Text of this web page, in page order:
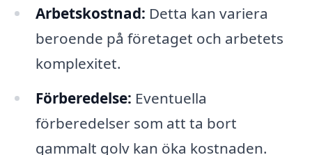
Arbetskostnad: Detta kan variera
beroende på företaget och arbetets
komplexitet.
Förberedelse: Eventuella
förberedelser som att ta bort
gammalt golv kan öka kostnaden.